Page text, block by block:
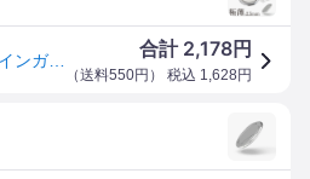
エレコム スマホリング フインガーリング 薄型 おしゃれ シンプル バンカーリング iphone リング iPhoneリング アイフォン スマホ 落下防止 スマートフォン リングホルダー スマホスタンド ホールドリング シルバー ELECOM P-STRSLSV
合計 2,178円
（送料550円 ） 税込 1,628 円